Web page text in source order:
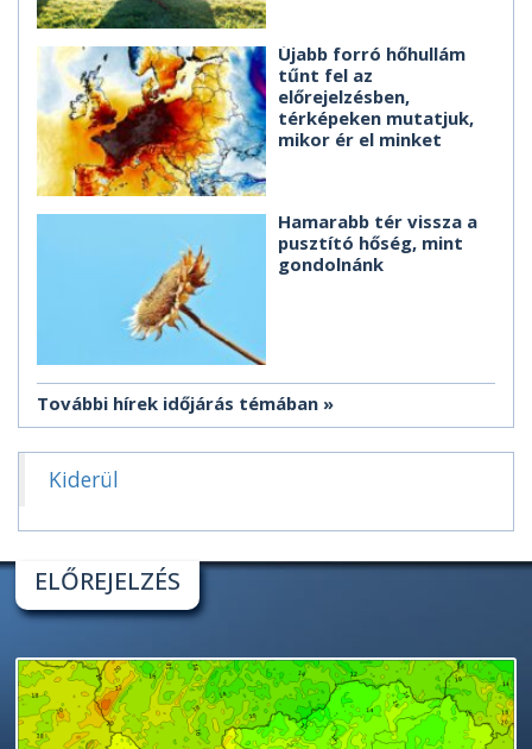
Újabb forró hőhullám
tűnt fel az
előrejelzésben,
térképeken mutatjuk,
mikor ér el minket
Hamarabb tér vissza a
pusztító hőség, mint
gondolnánk
További hírek időjárás témában
Kiderül
ELŐREJELZÉS